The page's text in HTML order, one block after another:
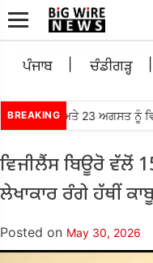
ਪੰਜਾਬ ਚੰਡੀਗੜ੍ਹ
BREAKING
21, 22 ਅਤੇ 23 ਅਗਸਤ ਨੂੰ
ਵਿਜੀਲੈਂਸ ਬਿਊਰੋ ਵੱਲੋਂ
ਲੇਖਾਕਾਰ ਰੰਗੇ ਹੱਥੀਂ
Posted on May 30, 2026